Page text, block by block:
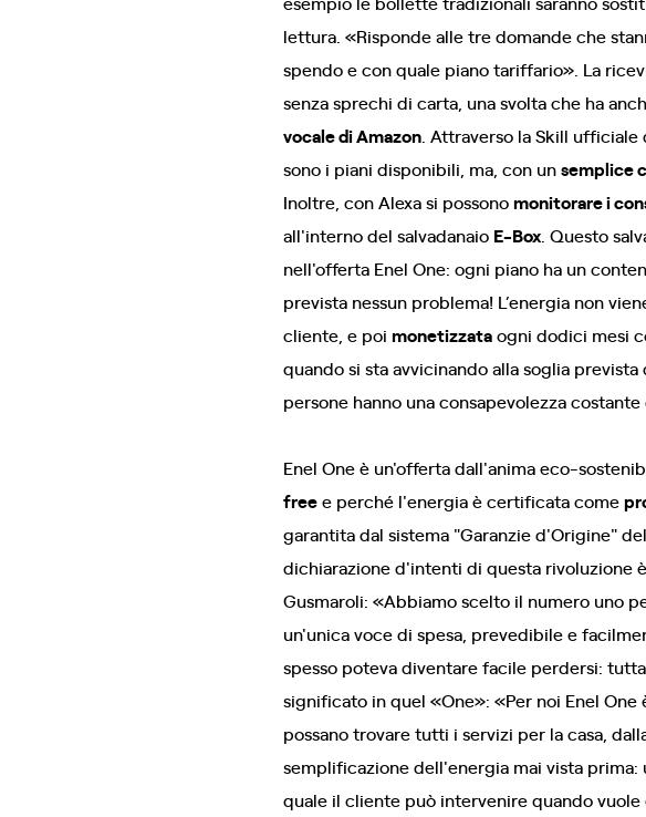
lettura. «Risponde alle tre domande che
spendo e con quale piano tariffario». La
senza sprechi di carta, una svolta che ha
vocale di Amazon . Attraverso la Skill
sono i piani disponibili, ma, con unsemplice
Inoltre, con Alexa si possonomonitorare i
all'interno del salvadanaio E-Box . Questo
nell'offerta Enel One: ogni piano ha un
prevista nessun problema! L’energia non
cliente, e poi monetizzataogni dodici mesi
quando si sta avvicinando alla soglia
persone hanno una consapevolezza
Enel One è un'offerta dall'anima eco-
freee perché l'energia è certificata come
garantita dal sistema "Garanzie d'Origine"
dichiarazione d'intenti di questa rivoluzione
Gusmaroli: «Abbiamo scelto il numero uno
un'unica voce di spesa, prevedibile e
spesso poteva diventare facile perdersi:
significato in quel «One»: «Per noi Enel
possano trovare tutti i servizi per la casa,
semplificazione dell'energia mai vista prima:
quale il cliente può intervenire quando